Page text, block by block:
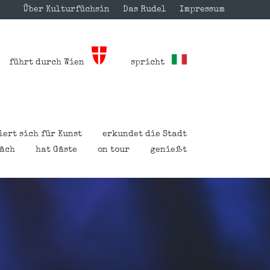
Über Kulturfüchsin Das Rudel Impressum
führt durch Wien spricht
sich für Kunst
erkundet die Stadt
hat Gäste on tour genießt